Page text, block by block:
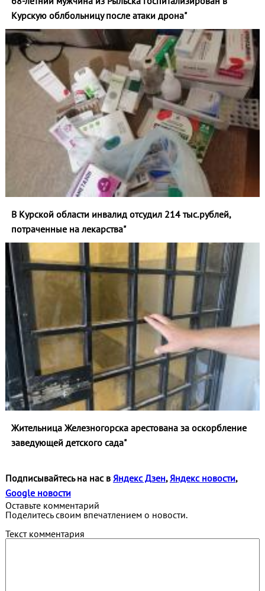
Курскую облбольницу после атаки дрона"
В Курской области инвалид отсудил 214 тыс.рублей,
потраченные на лекарства"
Жительница Железногорска арестована за оскорбление
заведующей детского сада"
Подписывайтесь на нас в Яндекс Дзен, Яндекс новости,
Google новости
Оставьте комментарий
Поделитесь своим впечатлением о новости.
Текст комментария